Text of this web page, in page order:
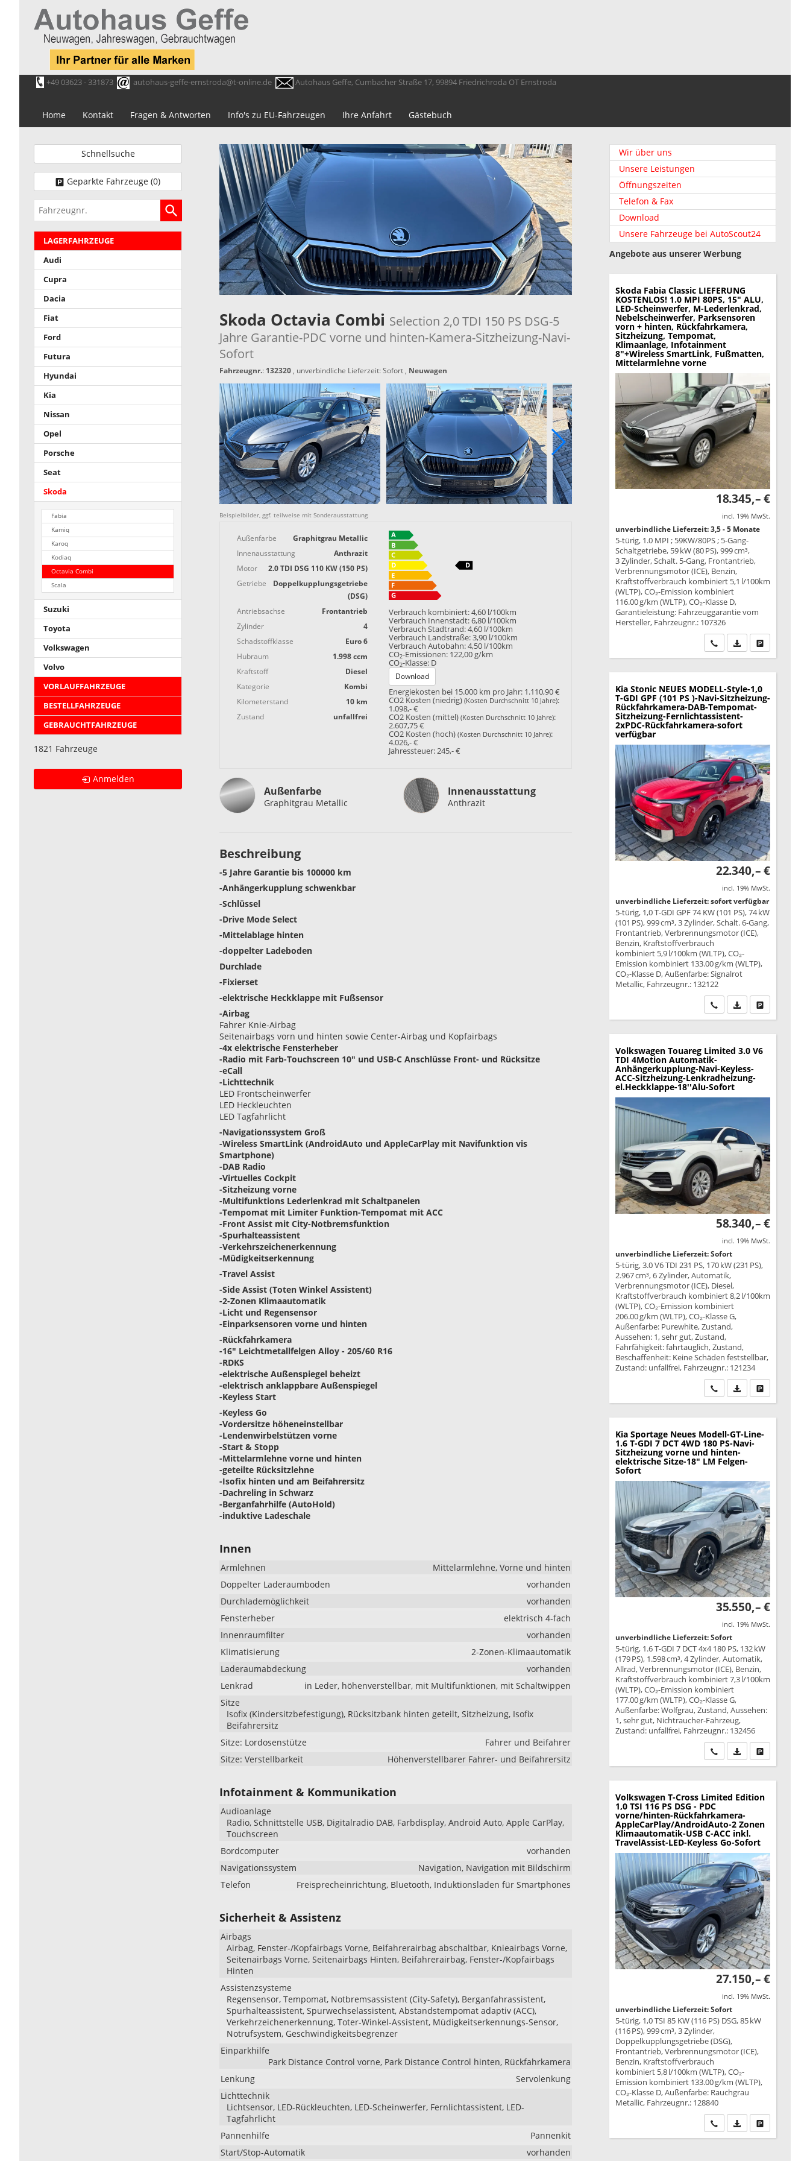
+49 03623 - 331873 autohaus-geffe-ernstroda@t-online.de Autohaus Geffe, Cumbacher Straße 17, 99894 Friedrichroda OT Ernstroda
Home Kontakt Fragen & Antworten Info's zu EU-Fahrzeugen Ihre Anfahrt Gästebuch
Skoda Octavia Combi Selection 2,0 TDI 150 PS DSG-5
Jahre Garantie-PDC vorne und hinten-Kamera-Sitzheizung-Navi-
Sofort
Fahrzeugnr.: 132320, unverbindliche Lieferzeit: Sofort , Neuwagen
Beispielbilder, ggf. teilweise mit Sonderausstattung
Außenfarbe
Graphitgrau Metallic
Innenausstattung
Anthrazit
Motor
2.0 TDI DSG 110 KW (150 PS)
Getriebe
Doppelkupplungsgetriebe
(DSG)
Antriebsachse
Frontantrieb
Zylinder
4
Schadstoffklasse
Euro 6
Hubraum
1.998 ccm
Kraftstoff
Diesel
Kategorie
Kombi
Kilometerstand
10 km
Zustand
unfallfrei
Verbrauch kombiniert: 4,60 l/100km
Verbrauch Innenstadt: 6,80 l/100km
Verbrauch Stadtrand: 4,60 l/100km
Verbrauch Landstraße: 3,90 l/100km
Verbrauch Autobahn: 4,50 l/100km
CO2-Emissionen: 122,00 g/km
CO2-Klasse: D
Download
Energiekosten bei 15.000 km pro Jahr: 1.110,90 €
CO2 Kosten (niedrig)(Kosten Durchschnitt 10 Jahre):
1.098,- €
CO2 Kosten (mittel)(Kosten Durchschnitt 10 Jahre):
2.607,75 €
CO2 Kosten (hoch)(Kosten Durchschnitt 10 Jahre):
4.026,- €
Jahressteuer: 245,- €
Außenfarbe
Graphitgrau Metallic
Innenausstattung
Innenausstattung
Anthrazit
Beschreibung
-5 Jahre Garantie bis 100000 km
-Anhängerkupplung schwenkbar
-Schlüssel
-Drive Mode Select
-Mittelablage hinten
-doppelter Ladeboden
Durchlade
-Fixierset
-elektrische Heckklappe mit Fußsensor
-Airbag
Fahrer Knie-Airbag
Seitenairbags vorn und hinten sowie Center-Airbag und Kopfairbags
-4x elektrische Fensterheber
-Radio mit Farb-Touchscreen 10" und USB-C Anschlüsse Front- und Rücksitze
-eCall
-Lichttechnik
LED Frontscheinwerfer
LED Heckleuchten
LED Tagfahrlicht
-Navigationssystem Groß
-Wireless SmartLink (AndroidAuto und AppleCarPlay mit Navifunktion vis
Smartphone)
-DAB Radio
-Virtuelles Cockpit
-Sitzheizung vorne
-Multifunktions Lederlenkrad mit Schaltpanelen
-Tempomat mit Limiter Funktion-Tempomat mit ACC
-Front Assist mit City-Notbremsfunktion
-Spurhalteassistent
-Verkehrszeichenerkennung
-Müdigkeitserkennung
-Travel Assist
-Side Assist (Toten Winkel Assistent)
-2-Zonen Klimaautomatik
-Licht und Regensensor
-Einparksensoren vorne und hinten
-Rückfahrkamera
-16" Leichtmetallfelgen Alloy - 205/60 R16
-RDKS
-elektrische Außenspiegel beheizt
-elektrisch anklappbare Außenspiegel
-Keyless Start
-Keyless Go
-Vordersitze höheneinstellbar
-Lendenwirbelstützen vorne
-Start & Stopp
-Mittelarmlehne vorne und hinten
-geteilte Rücksitzlehne
-Isofix hinten und am Beifahrersitz
-Dachreling in Schwarz
-Berganfahrhilfe (AutoHold)
-induktive Ladeschale
Innen
Armlehnen
Mittelarmlehne, Vorne und hinten
Doppelter Laderaumboden
vorhanden
Durchlademöglichkeit
vorhanden
Fensterheber
elektrisch 4-fach
Innenraumfilter
vorhanden
Klimatisierung
2-Zonen-Klimaautomatik
Laderaumabdeckung
vorhanden
Lenkrad
in Leder, höhenverstellbar, mit Multifunktionen, mit Schaltwippen
Sitze
Isofix (Kindersitzbefestigung), Rücksitzbank hinten geteilt, Sitzheizung, Isofix
Beifahrersitz
Sitze: Lordosenstütze
Fahrer und Beifahrer
Sitze: Verstellbarkeit
Höhenverstellbarer Fahrer- und Beifahrersitz
Infotainment & Kommunikation
Audioanlage
Radio, Schnittstelle USB, Digitalradio DAB, Farbdisplay, Android Auto, Apple CarPlay,
Touchscreen
Bordcomputer
vorhanden
Navigationssystem
Navigation, Navigation mit Bildschirm
Telefon
Freisprecheinrichtung, Bluetooth, Induktionsladen für Smartphones
Sicherheit & Assistenz
Airbags
Airbag, Fenster-/Kopfairbags Vorne, Beifahrerairbag abschaltbar, Knieairbags Vorne,
Seitenairbags Vorne, Seitenairbags Hinten, Beifahrerairbag, Fenster-/Kopfairbags
Hinten
Assistenzsysteme
Regensensor, Tempomat, Notbremsassistent (City-Safety), Berganfahrassistent,
Spurhalteassistent, Spurwechselassistent, Abstandstempomat adaptiv (ACC),
Verkehrzeichenerkennung, Toter-Winkel-Assistent, Müdigkeitserkennungs-Sensor,
Notrufsystem, Geschwindigkeitsbegrenzer
Einparkhilfe
Park Distance Control vorne, Park Distance Control hinten, Rückfahrkamera
Lenkung
Servolenkung
Lichttechnik
Lichtsensor, LED-Rückleuchten, LED-Scheinwerfer, Fernlichtassistent, LED-
Tagfahrlicht
Pannenhilfe
Pannenkit
Start/Stop-Automatik
vorhanden
Schnellsuche
Geparkte Fahrzeuge (0)
Fahrzeugnr.
LAGERFAHRZEUGE
Audi
Cupra
Dacia
Fiat
Ford
Futura
Hyundai
Kia
Nissan
Opel
Porsche
Seat
Skoda
Fabia
Kamiq
Karoq
Kodiaq
Octavia Combi
Scala
Suzuki
Toyota
Volkswagen
Volvo
VORLAUFFAHRZEUGE
BESTELLFAHRZEUGE
GEBRAUCHTFAHRZEUGE
1821 Fahrzeuge
Anmelden
Wir über uns
Unsere Leistungen
Öffnungszeiten
Telefon & Fax
Download
Unsere Fahrzeuge bei AutoScout24
Angebote aus unserer Werbung
Skoda Fabia Classic LIEFERUNG
KOSTENLOS! 1.0 MPI 80PS, 15" ALU,
LED-Scheinwerfer, M-Lederlenkrad,
Nebelscheinwerfer, Parksensoren
vorn + hinten, Rückfahrkamera,
Sitzheizung, Tempomat,
Klimaanlage, Infotainment
8"+Wireless SmartLink, Fußmatten,
Mittelarmlehne vorne
18.345,– €
incl. 19% MwSt.
unverbindliche Lieferzeit: 3,5 - 5 Monate
5-türig, 1.0 MPI ; 59KW/80PS ; 5-Gang-
Schaltgetriebe, 59 kW (80 PS), 999 cm³,
3 Zylinder, Schalt. 5-Gang, Frontantrieb,
Verbrennungsmotor (ICE), Benzin,
Kraftstoffverbrauch kombiniert 5,1 l/100km
(WLTP), CO₂-Emission kombiniert
116.00 g/km (WLTP), CO₂-Klasse D,
Garantieleistung: Fahrzeuggarantie vom
Hersteller, Fahrzeugnr.: 107326
Wir rufen Sie an
PDF-Datei,Drucken,
Kia Stonic NEUES MODELL-Style-1,0
T-GDI GPF (101 PS )-Navi-Sitzheizung-
Rückfahrkamera-DAB-Tempomat-
Sitzheizung-Fernlichtassistent-
2xPDC-Rückfahrkamera-sofort
verfügbar
22.340,– €
incl. 19% MwSt.
unverbindliche Lieferzeit: sofort verfügbar
5-türig, 1,0 T-GDI GPF 74 KW (101 PS), 74 kW
(101 PS), 999 cm³, 3 Zylinder, Schalt. 6-Gang,
Frontantrieb, Verbrennungsmotor (ICE),
Benzin, Kraftstoffverbrauch
kombiniert 5,9 l/100km (WLTP), CO₂-
Emission kombiniert 133.00 g/km (WLTP),
CO₂-Klasse D, Außenfarbe: Signalrot
Metallic, Fahrzeugnr.: 132122
Wir rufen Sie an
PDF-Datei,Drucken,
Volkswagen Touareg Limited 3.0 V6
TDI 4Motion Automatik-
Anhängerkupplung-Navi-Keyless-
ACC-Sitzheizung-Lenkradheizung-
el.Heckklappe-18''Alu-Sofort
58.340,– €
incl. 19% MwSt.
unverbindliche Lieferzeit: Sofort
5-türig, 3.0 V6 TDI 231 PS, 170 kW (231 PS),
2.967 cm³, 6 Zylinder, Automatik,
Verbrennungsmotor (ICE), Diesel,
Kraftstoffverbrauch kombiniert 8,2 l/100km
(WLTP), CO₂-Emission kombiniert
206.00 g/km (WLTP), CO₂-Klasse G,
Außenfarbe: Purewhite, Zustand,
Aussehen: 1, sehr gut, Zustand,
Fahrfähigkeit: fahrtauglich, Zustand,
Beschaffenheit: Keine Schäden feststellbar,
Zustand: unfallfrei, Fahrzeugnr.: 121234
Wir rufen Sie an
PDF-Datei,Drucken,
Kia Sportage Neues Modell-GT-Line-
1.6 T-GDI 7 DCT 4WD 180 PS-Navi-
Sitzheizung vorne und hinten-
elektrische Sitze-18" LM Felgen-
Sofort
35.550,– €
incl. 19% MwSt.
unverbindliche Lieferzeit: Sofort
5-türig, 1.6 T-GDI 7 DCT 4x4 180 PS, 132 kW
(179 PS), 1.598 cm³, 4 Zylinder, Automatik,
Allrad, Verbrennungsmotor (ICE), Benzin,
Kraftstoffverbrauch kombiniert 7,3 l/100km
(WLTP), CO₂-Emission kombiniert
177.00 g/km (WLTP), CO₂-Klasse G,
Außenfarbe: Wolfgrau, Zustand, Aussehen:
1, sehr gut, Nichtraucher-Fahrzeug,
Zustand: unfallfrei, Fahrzeugnr.: 132456
Wir rufen Sie an
PDF-Datei,Drucken,
Volkswagen T-Cross Limited Edition
1,0 TSI 116 PS DSG - PDC
vorne/hinten-Rückfahrkamera-
AppleCarPlay/AndroidAuto-2 Zonen
Klimaautomatik-USB C-ACC inkl.
TravelAssist-LED-Keyless Go-Sofort
27.150,– €
incl. 19% MwSt.
unverbindliche Lieferzeit: Sofort
5-türig, 1,0 TSI 85 KW (116 PS) DSG, 85 kW
(116 PS), 999 cm³, 3 Zylinder,
Doppelkupplungsgetriebe (DSG),
Frontantrieb, Verbrennungsmotor (ICE),
Benzin, Kraftstoffverbrauch
kombiniert 5,8 l/100km (WLTP), CO₂-
Emission kombiniert 133.00 g/km (WLTP),
CO₂-Klasse D, Außenfarbe: Rauchgrau
Metallic, Fahrzeugnr.: 128840
Wir rufen Sie an
PDF-Datei,Drucken,